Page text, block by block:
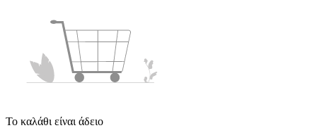
Το καλάθι είναι άδειο